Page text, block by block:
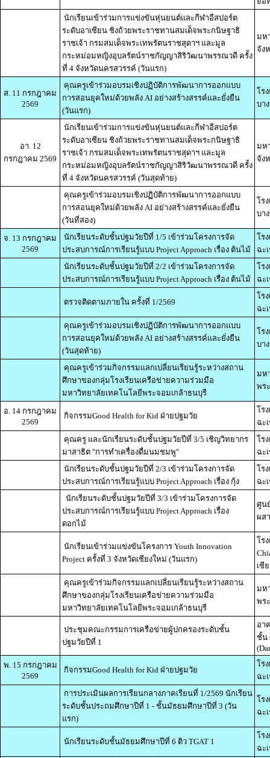
นักเรียนเข้าร่วมการแข่งขันหุ่นยนต์และกีฬาอีสปอร์ต
ระดับอาเซียน ชิงถ้วยพระราชทานสมเด็จพระกนิษฐาธิ
ราชเจ้า กรมสมเด็จพระเทพรัตนราชสุดาฯ และมูล
กระหม่อมหญิงอุบลรัตน์ราชกัญญาสิริวัฒนาพรรณวดี ครั้ง
ที่ 4 จังหวัดนครสวรรค์ (วันแรก)
มห
จัง
ส. 11 กรกฎาคม
2569
คุณครูเข้าร่วมอบรมเชิงปฏิบัติการพัฒนาการออกแบบ
การสอนยุคใหม่ด้วยพลัง AI อย่างสร้างสรรค์และยั่งยืน
(วันแรก)
โร
บา
อา. 12
กรกฎาคม 2569
นักเรียนเข้าร่วมการแข่งขันหุ่นยนต์และกีฬาอีสปอร์ต
ระดับอาเซียน ชิงถ้วยพระราชทานสมเด็จพระกนิษฐาธิ
ราชเจ้า กรมสมเด็จพระเทพรัตนราชสุดาฯ และมูล
กระหม่อมหญิงอุบลรัตน์ราชกัญญาสิริวัฒนาพรรณวดี ครั้ง
ที่ 4 จังหวัดนครสวรรค์ (วันสุดท้าย)
มห
จัง
คุณครูเข้าร่วมอบรมเชิงปฏิบัติการพัฒนาการออกแบบ
การสอนยุคใหม่ด้วยพลัง AI อย่างสร้างสรรค์และยั่งยืน
(วันที่สอง)
โร
บา
จ. 13 กรกฎาคม
2569
นักเรียนระดับชั้นปฐมวัยปีที่ 1/5 เข้าร่วมโครงการจัด
ประสบการณ์การเรียนรู้แบบ Project Approach เรื่อง ต้นไม้
โร
ฉะ
นักเรียนระดับชั้นปฐมวัยปีที่ 2/2 เข้าร่วมโครงการจัด
ประสบการณ์การเรียนรู้แบบ Project Approach เรื่อง ต้นไม้
โร
ฉะ
ตรวจติดตามภายใน ครั้งที่ 1/2569
โร
ฉะ
คุณครูเข้าร่วมอบรมเชิงปฏิบัติการพัฒนาการออกแบบ
การสอนยุคใหม่ด้วยพลัง AI อย่างสร้างสรรค์และยั่งยืน
(วันสุดท้าย)
โร
บา
คุณครูเข้าร่วมกิจกรรมแลกเปลี่ยนเรียนรู้ระหว่างสถาน
ศึกษาของกลุ่มโรงเรียนเครือข่ายความร่วมมือ
มหาวิทยาลัยเทคโนโลยีพระจอมเกล้าธนบุรี
มห
พร
อ. 14 กรกฎาคม
2569
กิจกรรมGood Health for Kid ฝ่ายปฐมวัย
โร
ฉะ
คุณครู และนักเรียนระดับชั้นปฐมวัยปีที่ 3/5 เชิญวิทยากร
มาสาธิต "การทำเครื่องดื่มนมชมพู"
โร
ฉะ
นักเรียนระดับชั้นปฐมวัยปีที่ 2/3 เข้าร่วมโครงการจัด
ประสบการณ์การเรียนรู้แบบ Project Approach เรื่อง กุ้ง
โร
ฉะ
นักเรียนระดับชั้นปฐมวัยปีที่ 3/3 เข้าร่วมโครงการจัด
ประสบการณ์การเรียนรู้แบบ Project Approach เรื่อง
ดอกไม้
ศูน
ผส
นักเรียนเข้าร่วมแข่งขันโครงการ Youth Innovation
Project ครั้งที่ 3 จังหวัดเชียงใหม่ (วันแรก)
โร
เชี
คุณครูเข้าร่วมกิจกรรมแลกเปลี่ยนเรียนรู้ระหว่างสถาน
ศึกษาของกลุ่มโรงเรียนเครือข่ายความร่วมมือ
มหาวิทยาลัยเทคโนโลยีพระจอมเกล้าธนบุรี
มห
พร
ประชุมคณะกรรมการเครือข่ายผู้ปกครองระดับชั้น
ปฐมวัยปีที่ 1
อา
ชั้น
พ. 15 กรกฎาคม
2569
กิจกรรมGood Health for Kid ฝ่ายปฐมวัย
โร
ฉะ
การประเมินผลการเรียนกลางภาคเรียนที่ 1/2569 นักเรียน
ระดับชั้นประถมศึกษาปีที่ 1 - ชั้นมัธยมศึกษาปีที่ 3 (วัน
แรก)
โร
ฉะ
นักเรียนระดับชั้นมัธยมศึกษาปีที่ 6 ติว TGAT 1
โร
ฉะ